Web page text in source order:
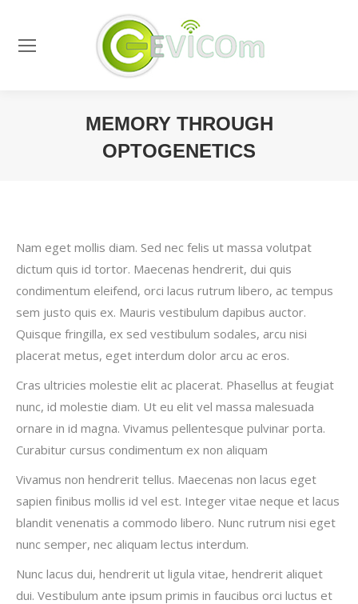
MEMORY THROUGH
OPTOGENETICS
Nam eget mollis diam. Sed nec felis ut massa volutpat
dictum quis id tortor. Maecenas hendrerit, dui quis
condimentum eleifend, orci lacus rutrum libero, ac tempus
sem justo quis ex. Mauris vestibulum dapibus auctor.
Quisque fringilla, ex sed vestibulum sodales, arcu nisi
placerat metus, eget interdum dolor arcu ac eros.
Cras ultricies molestie elit ac placerat. Phasellus at feugiat
nunc, id molestie diam. Ut eu elit vel massa malesuada
ornare in id magna. Vivamus pellentesque pulvinar porta.
Curabitur cursus condimentum ex non aliquam
Vivamus non hendrerit tellus. Maecenas non lacus eget
sapien finibus mollis id vel est. Integer vitae neque et lacus
blandit venenatis a commodo libero. Nunc rutrum nisi eget
nunc semper, nec aliquam lectus interdum.
Nunc lacus dui, hendrerit ut ligula vitae, hendrerit aliquet
dui. Vestibulum ante ipsum primis in faucibus orci luctus et